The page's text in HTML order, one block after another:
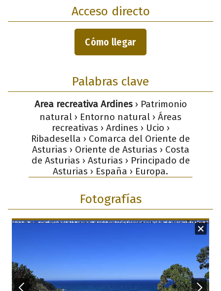
Acceso directo
Cómo llegar
Palabras clave
Area recreativa Ardines› Patrimonio
natural › Entorno natural › Áreas
recreativas › Ardines › Ucio ›
Ribadesella › Comarca del Oriente de
Asturias › Oriente de Asturias › Costa
de Asturias › Asturias › Principado de
Asturias › España › Europa.
Fotografías